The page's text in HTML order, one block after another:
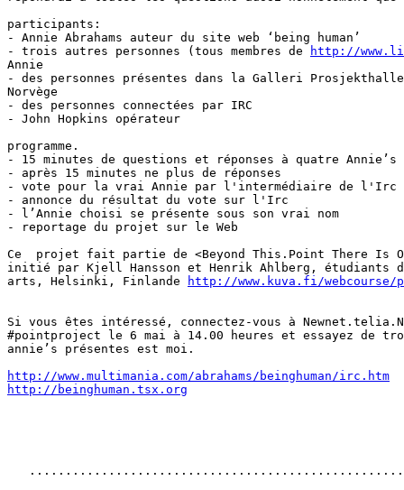
participants:
- Annie Abrahams auteur du site web ‘being human’
- trois autres personnes (tous membres de
http://
Annie
- des personnes présentes dans la Galleri
Norvège
- des personnes connectées par IRC
- John Hopkins opérateur
programme.
- 15 minutes de questions et réponses à quatre Annie’s
- après 15 minutes ne plus de réponses
- vote pour la vrai Annie par l'intermédiaire de l'Irc
- annonce du résultat du vote sur l'Irc
- l’Annie choisi se présente sous son vrai nom
- reportage du projet sur le Web
Ce  projet fait partie de <Beyond This.Point There Is
initié par Kjell Hansson et Henrik Ahlberg, étudiants
arts, Helsinki, Finlande
http://www.kuva.fi/
Si vous êtes intéressé, connectez-vous à
#pointproject le 6 mai à 14.00 heures et essayez de
annie’s présentes est moi.
http://www.multimania.com/abrahams/beinghuman/irc.htm
http://beinghuman.tsx.org